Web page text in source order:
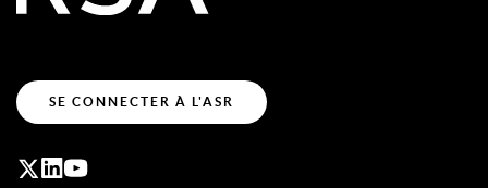
SE CONNECTER À L'ASR